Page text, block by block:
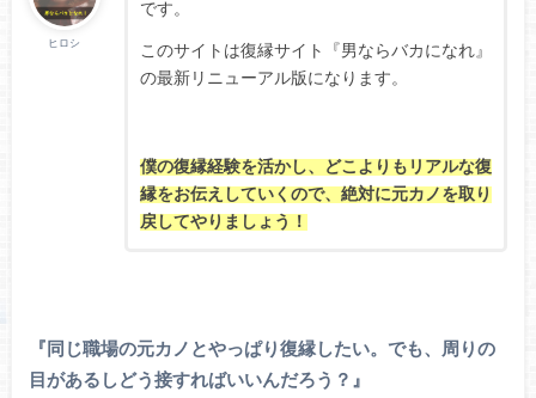
ヒロシ
です。
このサイトは復縁サイト『男ならバカになれ』
の最新リニューアル版になります。
僕の復縁経験を活かし、どこよりもリアルな復
縁をお伝えしていくので、絶対に元カノを取り
戻してやりましょう！
『同じ職場の元カノとやっぱり復縁したい。でも、周りの
目があるしどう接すればいいんだろう？』